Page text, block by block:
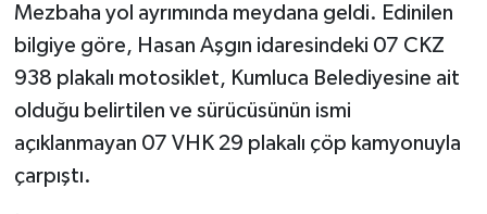
Mezbaha yol ayrımında meydana geldi. Edinilen
bilgiye göre, Hasan Aşgın idaresindeki 07 CKZ
938 plakalı motosiklet, Kumluca Belediyesine ait
olduğu belirtilen ve sürücüsünün ismi
açıklanmayan 07 VHK 29 plakalı çöp kamyonuyla
çarpıştı.
Yerel
İletişim